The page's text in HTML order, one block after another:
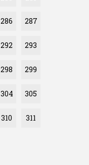
286 287
292 293
298 299
304 305
310 311